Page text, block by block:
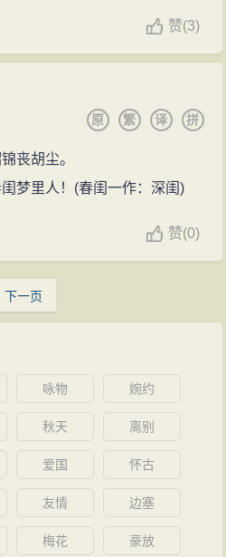
赞(3)
拼
译
繁
原
丧胡尘。
梦里人！(春闺一作：深闺)
赞(0)
下一页
咏物 婉约
秋天 离别
爱国 怀古
友情 边塞
梅花 豪放